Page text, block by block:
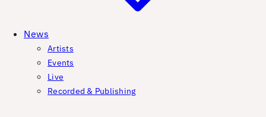
News
Artists
Events
Live
Recorded & Publishing